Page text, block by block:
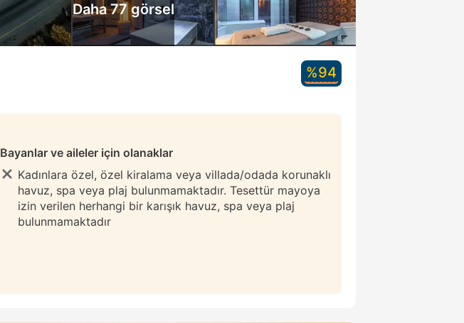
Daha 77 görsel
%94
Bayanlar ve aileler için olanaklar
Kadınlara özel, özel kiralama veya villada/odada korunaklı
havuz, spa veya plaj bulunmamaktadır. Tesettür mayoya
izin verilen herhangi bir karışık havuz, spa veya plaj
bulunmamaktadır